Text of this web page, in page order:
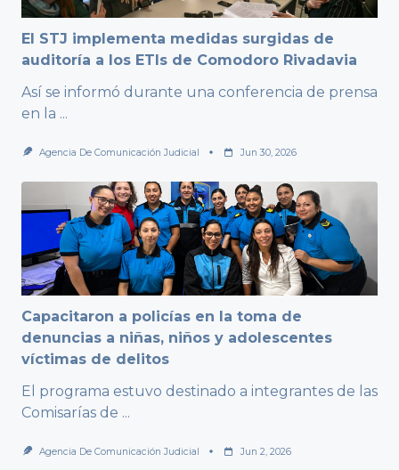
El STJ implementa medidas surgidas de
auditoría a los ETIs de Comodoro Rivadavia
Así se informó durante una conferencia de prensa
en la ...
Agencia De Comunicación Judicial Jun 30, 2026
Capacitaron a policías en la toma de
denuncias a niñas, niños y adolescentes
víctimas de delitos
El programa estuvo destinado a integrantes de las
Comisarías de ...
Agencia De Comunicación Judicial Jun 2, 2026